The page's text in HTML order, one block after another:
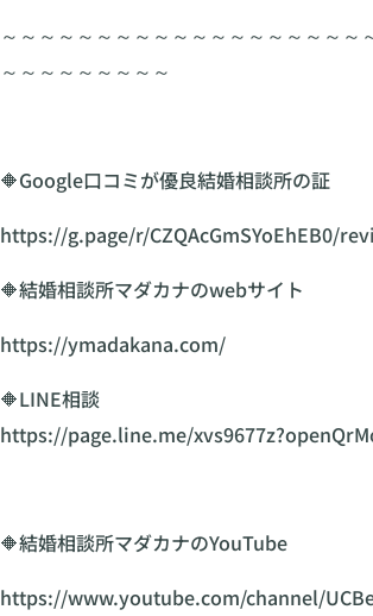
～～～～～～～～～～～～～～～～～～～
～～～～～～～～～
🔶Google口コミが優良結婚相談所の証
https://g.page/r/CZQAcGmSYoEhEB0/
🔶結婚相談所マダカナのwebサイト
https://ymadakana.com/
🔶LINE相談
https://page.line.me/
🔶結婚相談所マダカナのYouTube
https://www.youtube.com/channel/